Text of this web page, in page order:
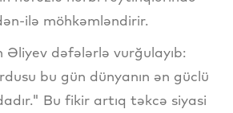
ilə möhkəmləndirir.
Əliyev dəfələrlə vurğulayıb:
bu gün dünyanın ən güclü
Bu fikir artıq təkcə siyasi